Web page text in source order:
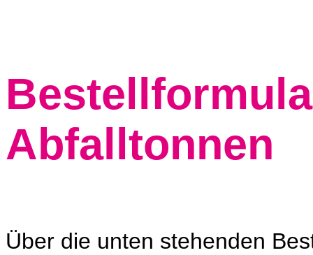
Abfalltonnen
Über die unten stehenden